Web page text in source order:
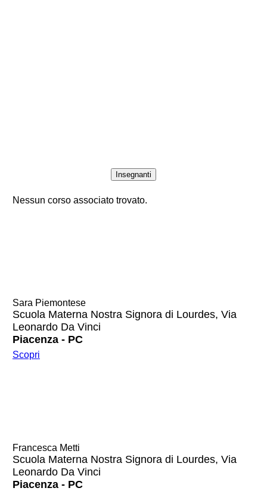
Insegnanti
Nessun corso associato trovato.
Sara Piemontese
Scuola Materna Nostra Signora di Lourdes, Via
Leonardo Da Vinci
Piacenza - PC
Scopri
Francesca Metti
Scuola Materna Nostra Signora di Lourdes, Via
Leonardo Da Vinci
Piacenza - PC